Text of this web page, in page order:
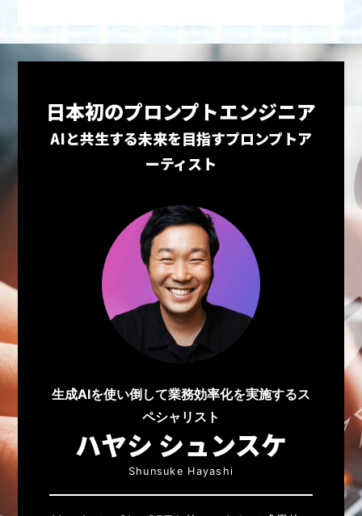
日本初のプロンプトエンジニア
AIと共生する未来を目指すプロンプトア
ーティスト
生成AIを使い倒して業務効率化を実施するス
ペシャリスト
ハヤシ シュンスケ
Shunsuke Hayashi